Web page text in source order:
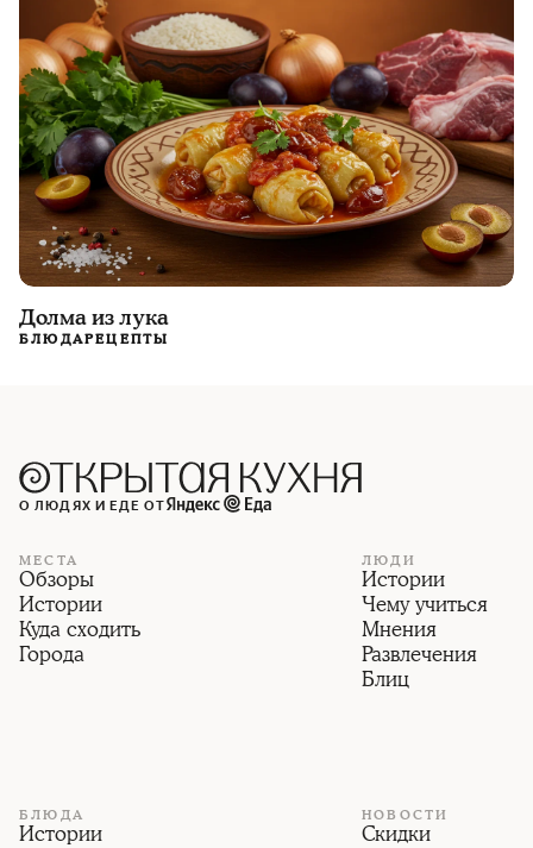
Долма из лука
БЛЮДАРЕЦЕПТЫ
О ЛЮДЯХ И ЕДЕ ОТ
МЕСТА
Обзоры
Истории
Куда сходить
Города
ЛЮДИ
Истории
Чему учиться
Мнения
Развлечения
Блиц
БЛЮДА
Истории
НОВОСТИ
Скидки